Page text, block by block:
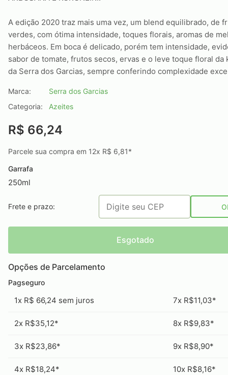
A edição 2020 traz mais uma vez, um blend equilibrado, de
verdes, com ótima intensidade, toques florais, aromas de
herbáceos. Em boca é delicado, porém tem intensidade,
sabor de tomate, frutos secos, ervas e o leve toque floral da
da Serra dos Garcias, sempre conferindo complexidade
Marca:
Serra dos Garcias
Categoria:
Azeites
R$ 66,24
Parcele sua compra em 12x R$ 6,81*
Garrafa
250ml
Frete e prazo:
Esgotado
Opções de Parcelamento
Pagseguro
1x R$ 66,24 sem juros 7x R$11,03*
2x R$35,12* 8x R$9,83*
3x R$23,86* 9x R$8,90*
4x R$18,24* 10x R$8,16*